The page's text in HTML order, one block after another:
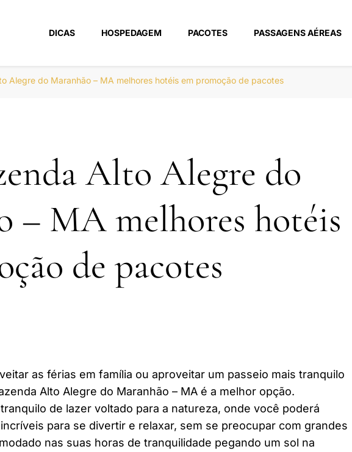
DICAS HOSPEDAGEM PACOTES PASSAGENS AÉREAS
Alegre do Maranhão – MA melhores hotéis em promoção de pacotes
Alto Alegre do
– MA melhores hotéis
de pacotes
as férias em família ou aproveitar um passeio mais tranquilo
Alto Alegre do Maranhão – MA é a melhor opção.
de lazer voltado para a natureza, onde você poderá
para se divertir e relaxar, sem se preocupar com grandes
nas suas horas de tranquilidade pegando um sol na